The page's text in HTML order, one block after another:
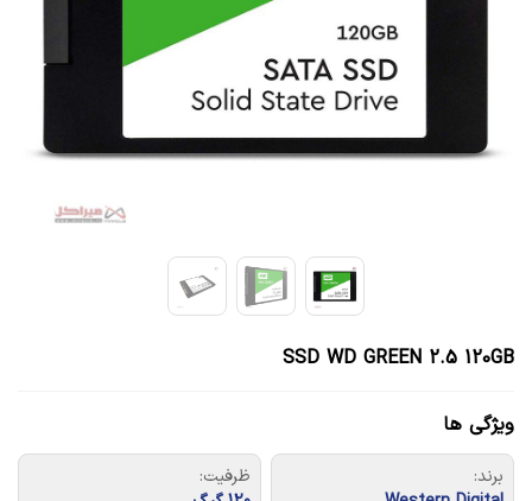
SSD WD GREEN 2.5 120GB
ویژگی ها
برند:
ظرفیت: